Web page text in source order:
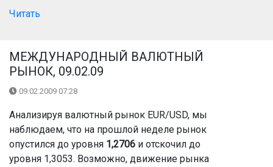
Читать
МЕЖДУНАРОДНЫЙ ВАЛЮТНЫЙ
РЫНОК, 09.02.09
09.02.2009 07:28
Анализируя валютный рынок EUR/USD, мы
наблюдаем, что на прошлой неделе рынок
опустился до уровня 1,2706 и отскочил до
уровня 1,3053. Возможно, движение рынка